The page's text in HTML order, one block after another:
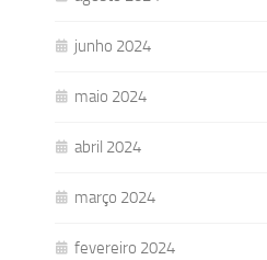
junho 2024
maio 2024
abril 2024
março 2024
fevereiro 2024